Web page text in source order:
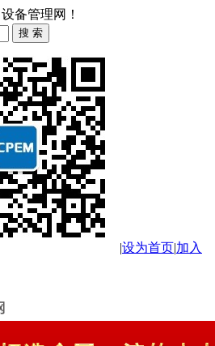
备管理网！
|设为首页|加入